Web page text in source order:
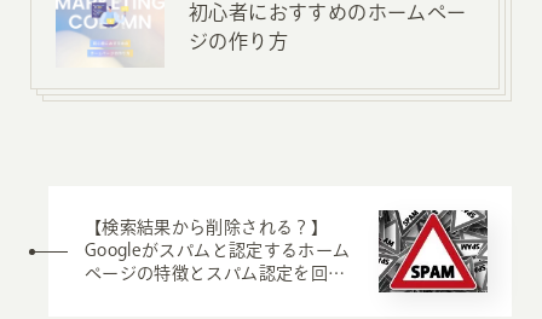
初心者におすすめのホームペー
ジの作り方
【検索結果から削除される？】
Googleがスパムと認定するホーム
ページの特徴とスパム認定を回避